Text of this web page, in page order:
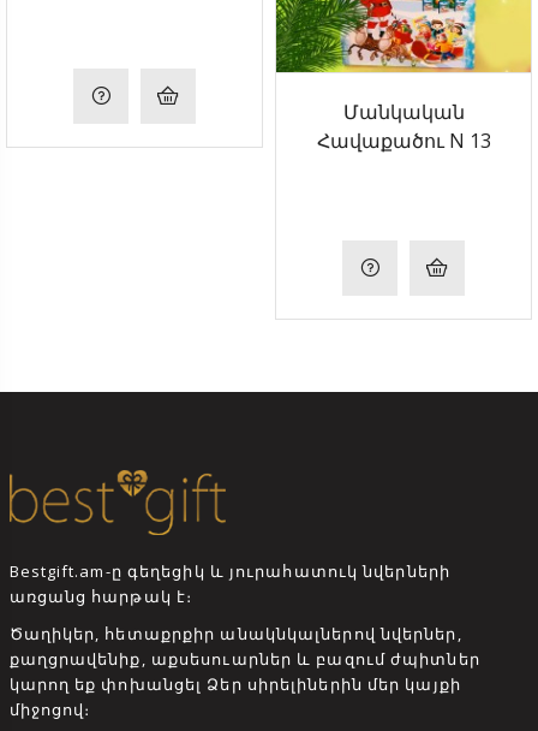
Մանկական
Հավաքածու N 13
Bestgift.am-ը գեղեցիկ և յուրահատուկ նվերների
առցանց հարթակ է։
Ծաղիկեր, հետաքրքիր անակնկալներով նվերներ,
քաղցրավենիք, աքսեսուարներ և բազում ժպիտներ
կարող եք փոխանցել Ձեր սիրելիներին մեր կայքի
միջոցով։